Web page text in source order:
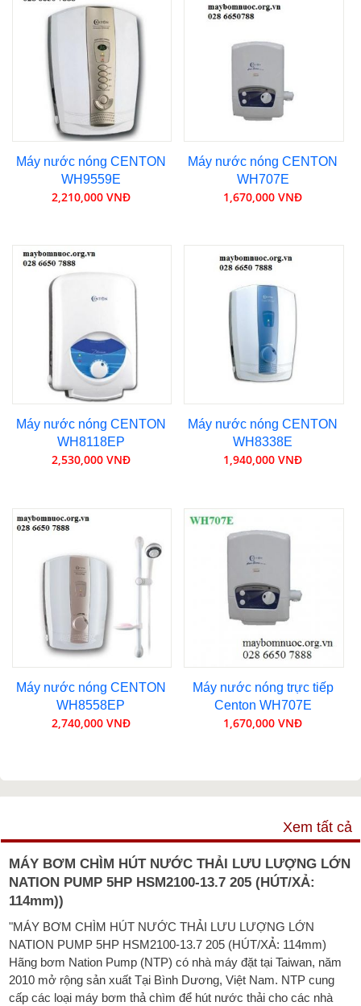
Máy nước nóng CENTON
WH9559E
2,210,000 VNĐ
Máy nước nóng CENTON
WH707E
1,670,000 VNĐ
Máy nước nóng CENTON
WH8118EP
2,530,000 VNĐ
Máy nước nóng CENTON
WH8338E
1,940,000 VNĐ
Máy nước nóng CENTON
WH8558EP
2,740,000 VNĐ
Máy nước nóng trực tiếp
Centon WH707E
1,670,000 VNĐ
Xem tất cả
MÁY BƠM CHÌM HÚT NƯỚC THẢI LƯU LƯỢNG LỚN
NATION PUMP 5HP HSM2100-13.7 205 (HÚT/XẢ:
114mm))
"MÁY BƠM CHÌM HÚT NƯỚC THẢI LƯU LƯỢNG LỚN
NATION PUMP 5HP HSM2100-13.7 205 (HÚT/XẢ: 114mm)
Hãng bơm Nation Pump (NTP) có nhà máy đặt tại Taiwan, năm
2010 mở rộng sản xuất Tại Bình Dương, Việt Nam. NTP cung
cấp các loại máy bơm thả chìm để hút nước thải cho các nhà